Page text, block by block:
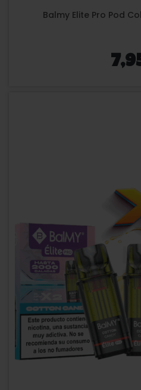
Balmy Elite Pro Pod